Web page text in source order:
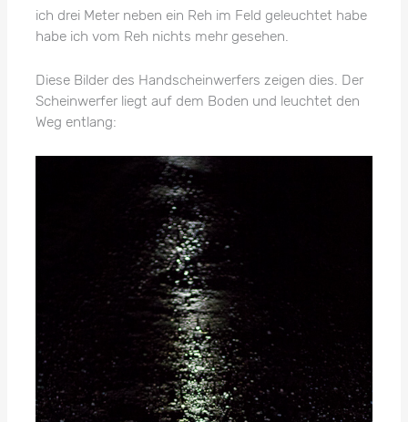
ich drei Meter neben ein Reh im Feld geleuchtet habe
habe ich vom Reh nichts mehr gesehen.
Diese Bilder des Handscheinwerfers zeigen dies. Der
Scheinwerfer liegt auf dem Boden und leuchtet den
Weg entlang: